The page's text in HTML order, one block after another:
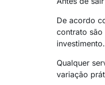
De acordo
contrato
investimento.
Qualquer
variação